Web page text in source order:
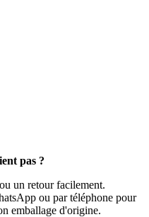
pas ?
un retour facilement.
ou par téléphone pour
emballage d'origine.